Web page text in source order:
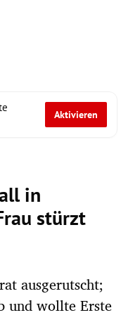
Aktivieren
in
stürzt
ausgerutscht;
und wollte Erste